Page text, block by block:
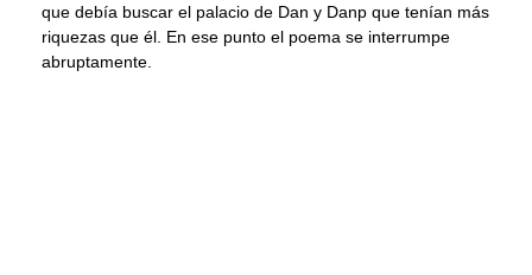
que debía buscar el palacio de Dan y Danp que tenían más
riquezas que él. En ese punto el poema se interrumpe
abruptamente.